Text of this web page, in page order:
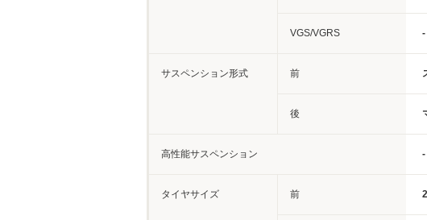
VGS/VGRS -
サスペンション形式 前
後
高性能サスペンション -
タイヤサイズ 前